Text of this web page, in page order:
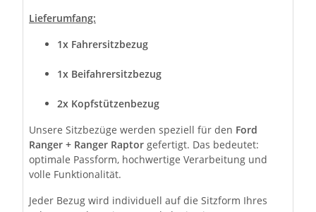
Lieferumfang:
1x Fahrersitzbezug
1x Beifahrersitzbezug
2x Kopfstützenbezug
Unsere Sitzbezüge werden speziell für den Ford
Ranger + Ranger Raptor gefertigt. Das bedeutet:
optimale Passform, hochwertige Verarbeitung und
volle Funktionalität.
Jeder Bezug wird individuell auf die Sitzform Ihres